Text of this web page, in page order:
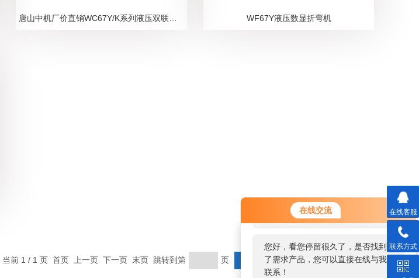
在线交流
您好！欢迎前来咨询，很高兴为您
服务，请问您要咨询什么问题呢？
您好，看您停留很久了，是否找到
了需求产品，您可以直接在线与我
联系！
唐山中机厂价直销WC67Y/K系列液压双联动折弯机 WF67Y液压数显折弯机
当前 1 / 1 页 首页 上一页 下一页 末页 跳转到第 页
在线客服
联系方式